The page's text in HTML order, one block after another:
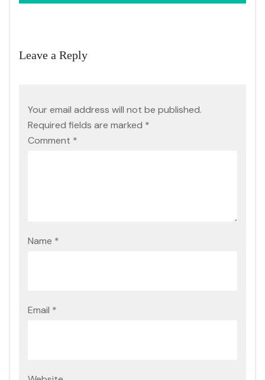
Leave a Reply
Your email address will not be published.
Required fields are marked *
Comment *
Name *
Email *